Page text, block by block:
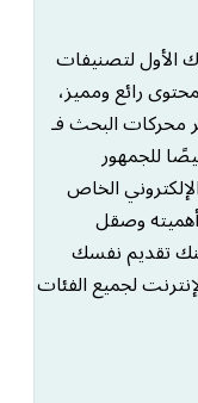
الأول لتصنيفات
رائع ومميز،
البحث فـ
للجمهور
الخاص
وصقل
تقديم نفسك
لجميع الفئات